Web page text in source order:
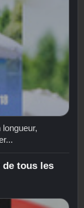
de tous les